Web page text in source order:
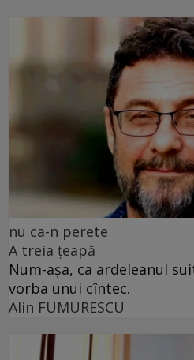
nu ca-n perete
A treia țeapă
Num-așa, ca ardeleanul
vorba unui cîntec.
Alin FUMURESCU